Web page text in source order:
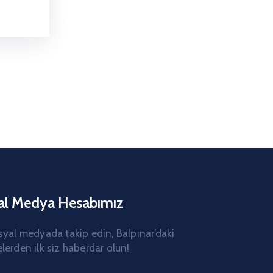
Medya Hesabımız
medyada takip edin, Balpınar’daki
ilk siz haberdar olun!